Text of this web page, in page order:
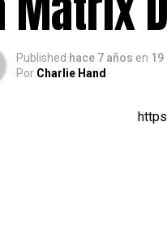
Published hace 7 años en 19
Por Charlie Hand